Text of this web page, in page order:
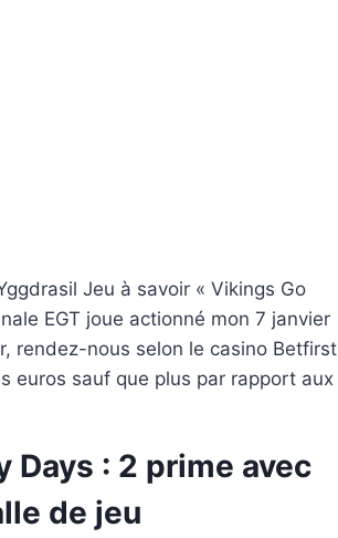
Jeu à savoir « Vikings Go
EGT joue actionné mon 7 janvier
rendez-nous selon le casino Betfirst
euros sauf que plus par rapport aux
Days : 2 prime avec
de jeu